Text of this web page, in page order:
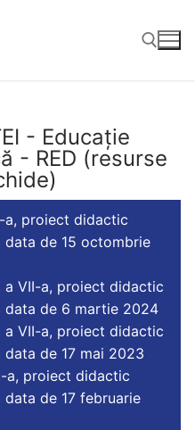
- Educație
- RED (resurse
a, proiect didactic
15 octombrie
a VII-a, proiect didactic
6 martie 2024
a VII-a, proiect didactic
17 mai 2023
a, proiect didactic
17 februarie